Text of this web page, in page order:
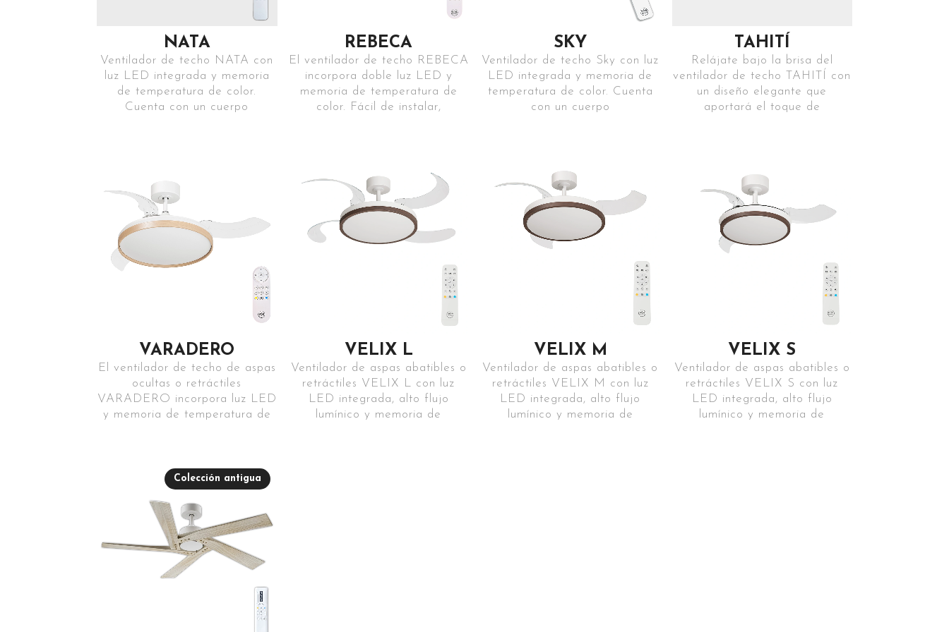
NATA
Ventilador de techo NATA con
luz LED integrada y memoria
de temperatura de color.
Cuenta con un cuerpo
REBECA
El ventilador de techo REBECA
incorpora doble luz LED y
memoria de temperatura de
color. Fácil de instalar,
SKY
Ventilador de techo Sky con luz
LED integrada y memoria de
temperatura de color. Cuenta
con un cuerpo
TAHITÍ
Relájate bajo la brisa del
ventilador de techo TAHITÍ con
un diseño elegante que
aportará el toque de
VARADERO
El ventilador de techo de aspas
ocultas o retráctiles
VARADERO incorpora luz LED
y memoria de temperatura de
VELIX L
Ventilador de aspas abatibles o
retráctiles VELIX L con luz
LED integrada, alto flujo
lumínico y memoria de
VELIX M
Ventilador de aspas abatibles o
retráctiles VELIX M con luz
LED integrada, alto flujo
lumínico y memoria de
VELIX S
Ventilador de aspas abatibles o
retráctiles VELIX S con luz
LED integrada, alto flujo
lumínico y memoria de
Colección antigua